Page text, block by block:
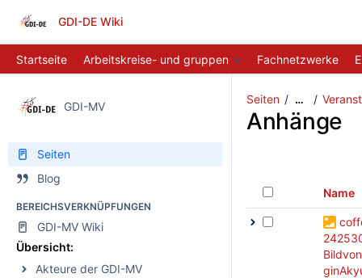
GDI-DE Wiki
Startseite Arbeitskreise- und gruppen Fachnetzwerke
GDI-MV
Seiten
Blog
BEREICHSVERKNÜPFUNGEN
GDI-MV Wiki
Übersicht:
Akteure der GDI-MV
Seiten …
Anhänge
Name